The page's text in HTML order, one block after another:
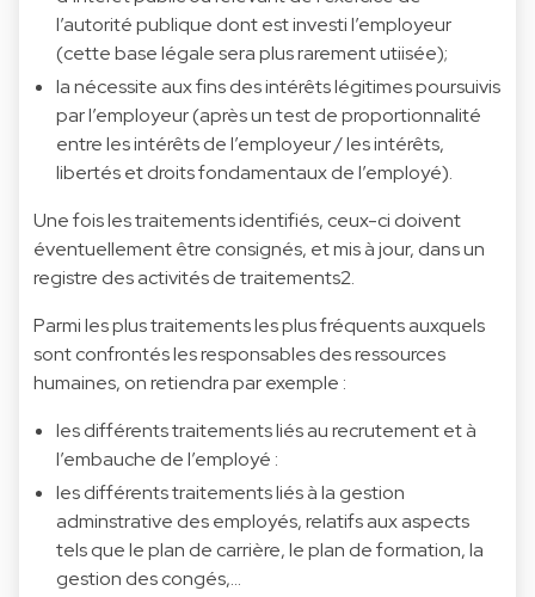
l’autorité publique dont est investi l’employeur
(cette base légale sera plus rarement utiisée);
la nécessite aux fins des intérêts légitimes poursuivis
par l’employeur (après un test de proportionnalité
entre les intérêts de l’employeur / les intérêts,
libertés et droits fondamentaux de l’employé).
Une fois les traitements identifiés, ceux-ci doivent
éventuellement être consignés, et mis à jour, dans un
registre des activités de traitements2.
Parmi les plus traitements les plus fréquents auxquels
sont confrontés les responsables des ressources
humaines, on retiendra par exemple :
les différents traitements liés au recrutement et à
l’embauche de l’employé :
les différents traitements liés à la gestion
adminstrative des employés, relatifs aux aspects
tels que le plan de carrière, le plan de formation, la
gestion des congés,…